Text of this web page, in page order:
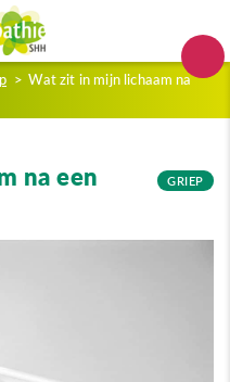
> Wat zit in mijn lichaam na
na een
GRIEP